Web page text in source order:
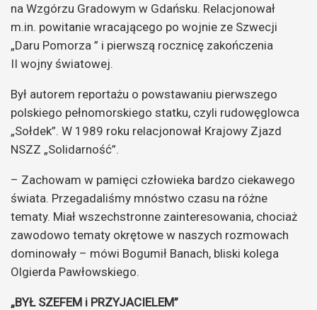
na Wzgórzu Gradowym w Gdańsku. Relacjonował
m.in. powitanie wracającego po wojnie ze Szwecji
„Daru Pomorza ” i pierwszą rocznicę zakończenia
II wojny światowej.
Był autorem reportażu o powstawaniu pierwszego
polskiego pełnomorskiego statku, czyli rudowęglowca
„Sołdek”. W 1989 roku relacjonował Krajowy Zjazd
NSZZ „Solidarność”.
– Zachowam w pamięci człowieka bardzo ciekawego
świata. Przegadaliśmy mnóstwo czasu na różne
tematy. Miał wszechstronne zainteresowania, chociaż
zawodowo tematy okrętowe w naszych rozmowach
dominowały – mówi Bogumił Banach, bliski kolega
Olgierda Pawłowskiego.
„BYŁ SZEFEM i PRZYJACIELEM”